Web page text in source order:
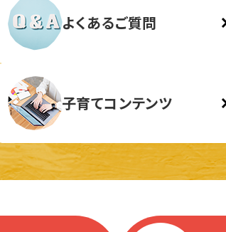
よくあるご質問
子育てコンテンツ